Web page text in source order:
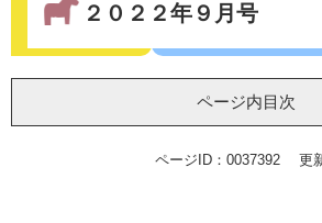
２０２２年９月号
ページ内目次
ページID：0037392 更